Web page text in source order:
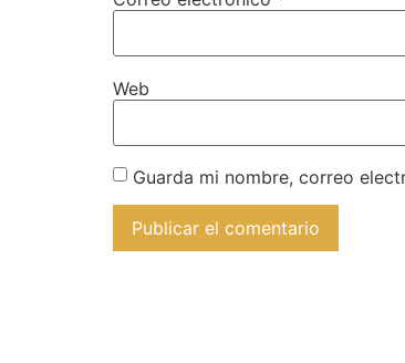
Web
Guarda mi nombre, correo